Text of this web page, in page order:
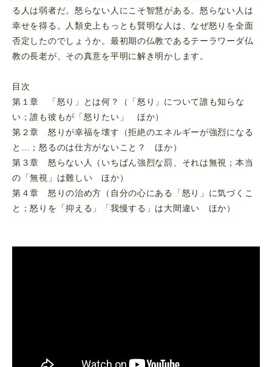
る人は弱者だ。怒らない人にこそ智慧がある。怒らない人は
幸せを得る。人類史上もっとも賢明な人は、なぜ怒りを全面
否定したのでしょうか。最初期の仏教であるテーラワーダ仏
教の長老が、その真意を平明に解き明かします。
目次
第１章 「怒り」とは何？（「怒り」について誰も知らな
い；誰も彼もが「怒りたい」 ほか）
第２章 怒りが幸福を壊す（拒絶のエネルギーが強烈になる
と…；怒るのは仕方がないこと？ ほか）
第３章 怒らない人（いちばん強烈な罰、それは無視；本当
の「無視」は難しい ほか）
第４章 怒りの治め方（自分の心にある「怒り」に気づくこ
と；怒りを「抑える」「我慢する」は大間違い ほか）